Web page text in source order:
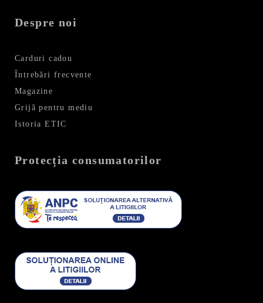
Despre noi
Carduri cadou
Întrebări frecvente
Magazine
Grijă pentru mediu
Istoria ETIC
Protecția consumatorilor